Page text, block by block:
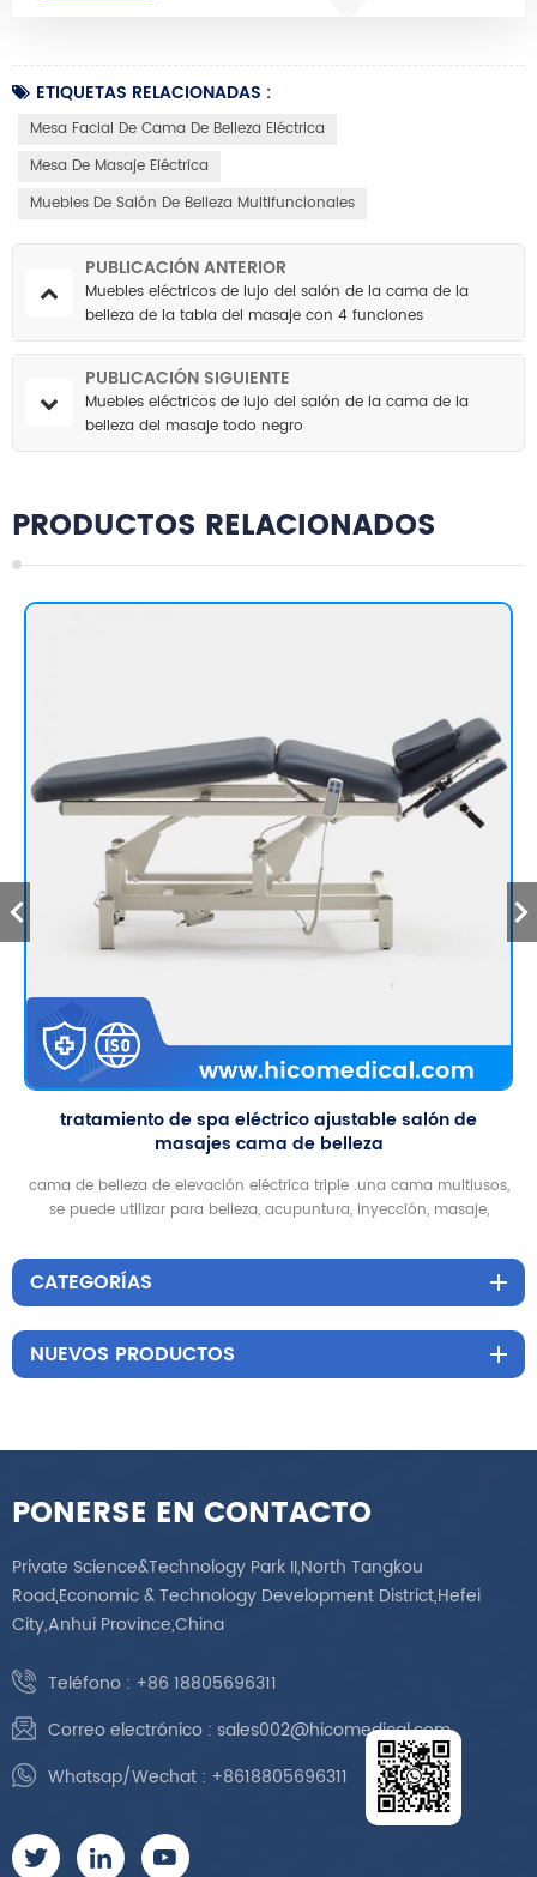
ETIQUETAS RELACIONADAS :
Mesa Facial De Cama De Belleza Eléctrica
Mesa De Masaje Eléctrica
Muebles De Salón De Belleza Multifuncionales
PUBLICACIÓN ANTERIOR
Muebles eléctricos de lujo del salón de la cama de la
belleza de la tabla del masaje con 4 funciones
PUBLICACIÓN SIGUIENTE
Muebles eléctricos de lujo del salón de la cama de la
belleza del masaje todo negro
PRODUCTOS RELACIONADOS
tratamiento de spa eléctrico ajustable salón de
masajes cama de belleza
cama de belleza de elevación eléctrica triple .una cama multiusos,
se puede utilizar para belleza, acupuntura, inyección, masaje,
CATEGORÍAS
NUEVOS PRODUCTOS
PONERSE EN CONTACTO
Private Science&Technology Park II,North Tangkou
Road,Economic & Technology Development District,Hefei
City,Anhui Province,China
Teléfono : +86 18805696311
Correo electrónico : sales002@hicomedical.com
Whatsap/Wechat : +8618805696311